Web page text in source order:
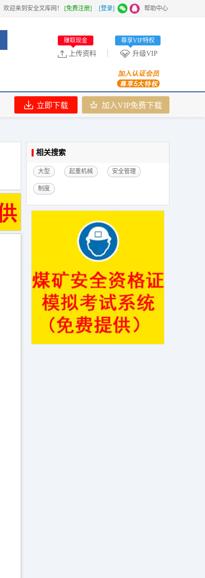
欢迎来到安全文库网！ [免费注册] [登录] 帮助中心
升级VIP
尊享VIP特权
上传资料
赚取现金
立即下载 加入VIP免费下载
相关搜索
大型 起重机械 安全管理
制度